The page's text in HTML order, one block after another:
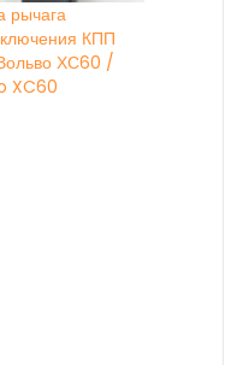
рычага
КПП
ХС60 /
XC60